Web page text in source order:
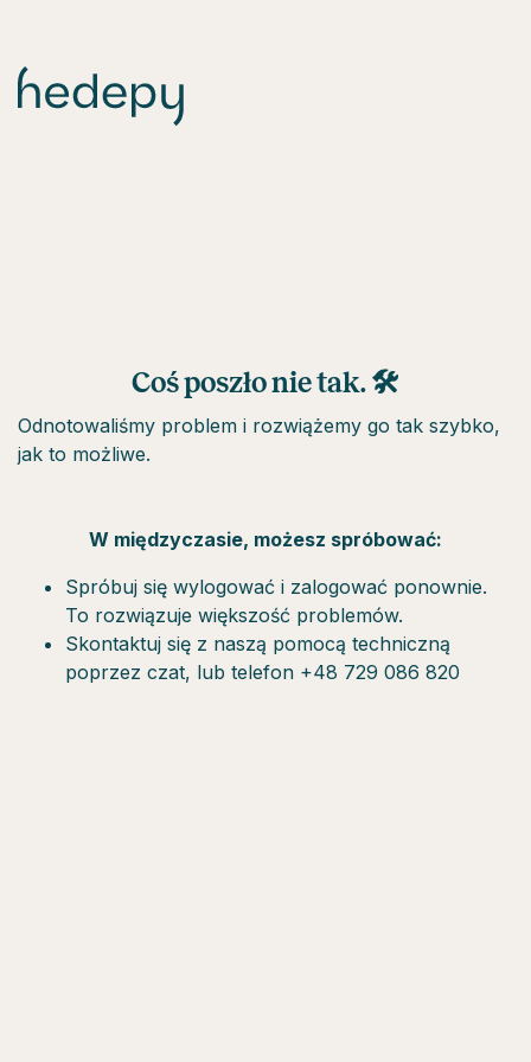
Coś poszło nie tak. 🛠
Odnotowaliśmy problem i rozwiążemy go tak szybko,
jak to możliwe.
W międzyczasie, możesz spróbować:
Spróbuj się wylogować i zalogować ponownie.
To rozwiązuje większość problemów.
Skontaktuj się z naszą pomocą techniczną
poprzez czat, lub telefon +48 729 086 820